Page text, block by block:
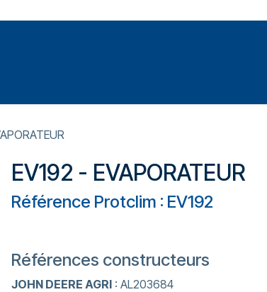
EV192 - EVAPORATEUR
Référence Protclim : EV192
Références constructeurs
JOHN DEERE AGRI: AL203684